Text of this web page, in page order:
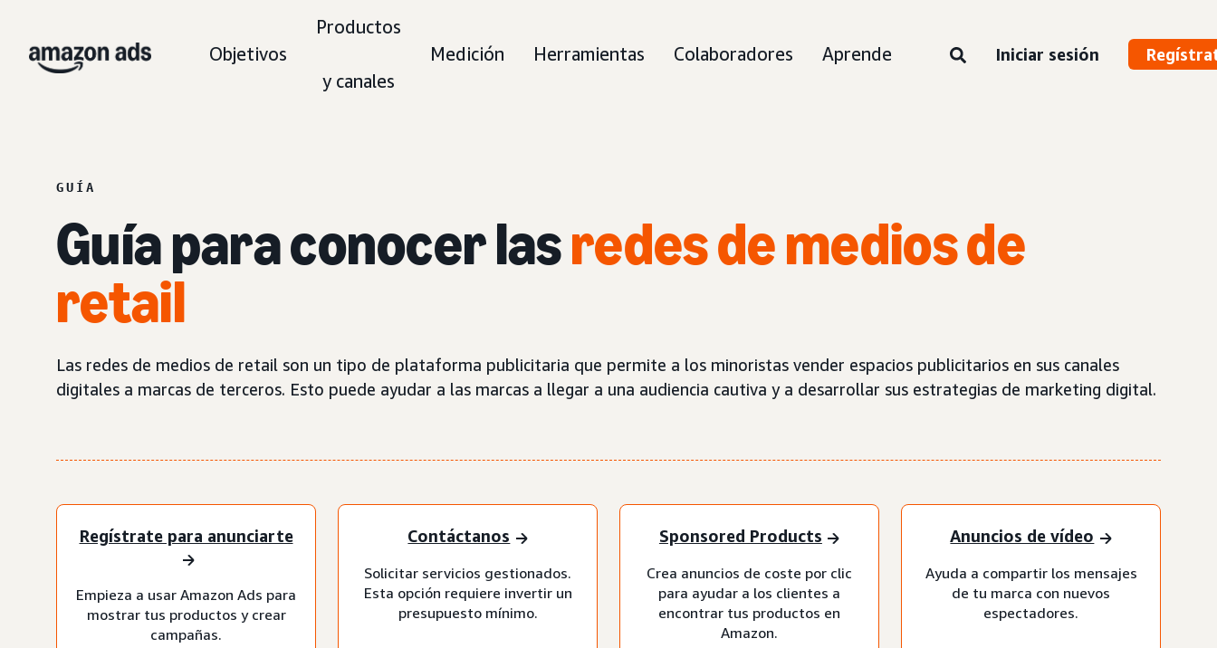
Objetivos
Productos
y canales
Medición Herramientas Colaboradores Aprende Iniciar sesión
GUÍA
Guía para conocerlasredes de medios de
retail
Las redes de medios de retail son un tipo de plataforma publicitaria que permite a los minoristas vender espacios publicitarios en sus canales
digitales a marcas de terceros. Esto puede ayudar a las marcas a llegar a una audiencia cautiva y a desarrollar sus estrategias de marketing digital.
Regístrate para anunciarte
Empieza a usar Amazon Ads para
mostrar tus productos y crear
campañas.
Contáctanos
Solicitar servicios gestionados.
Esta opción requiere invertir un
presupuesto mínimo.
Sponsored Products
Crea anuncios de coste por clic
para ayudar a los clientes a
encontrar tus productos en
Amazon.
Anuncios de vídeo
Ayuda a compartir los mensajes
de tu marca con nuevos
espectadores.